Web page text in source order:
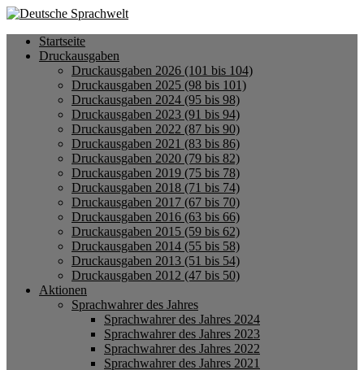
Startseite
Druckausgaben
Druckausgaben 2026 (101 bis 104)
Druckausgaben 2025 (98 bis 101)
Druckausgaben 2024 (95 bis 98)
Druckausgaben 2023 (91 bis 94)
Druckausgaben 2022 (87 bis 90)
Druckausgaben 2021 (83 bis 86)
Druckausgaben 2020 (79 bis 82)
Druckausgaben 2019 (75 bis 78)
Druckausgaben 2018 (71 bis 74)
Druckausgaben 2017 (67 bis 70)
Druckausgaben 2016 (63 bis 66)
Druckausgaben 2015 (59 bis 62)
Druckausgaben 2014 (55 bis 58)
Druckausgaben 2013 (51 bis 54)
Druckausgaben 2012 (47 bis 50)
Aktionen
Sprachwahrer des Jahres
Sprachwahrer des Jahres 2024
Sprachwahrer des Jahres 2023
Sprachwahrer des Jahres 2022
Sprachwahrer des Jahres 2021